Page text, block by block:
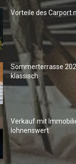
Vorteile des Carport
Sommerterrasse
klassisch
Verkauf mit
lohnenswert